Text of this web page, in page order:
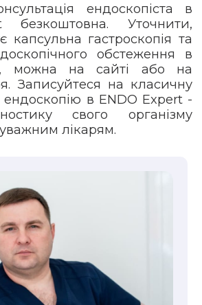
ендоскопіста в
безкоштовна. Уточнити,
капсульна гастроскопія та
обстеження в
можна на сайті або на
Записуйтеся на класичну
в ENDO Expert -
свого організму
лікарям.